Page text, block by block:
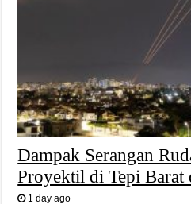
Dampak Serangan
Proyektil di Tepi
1 day ago